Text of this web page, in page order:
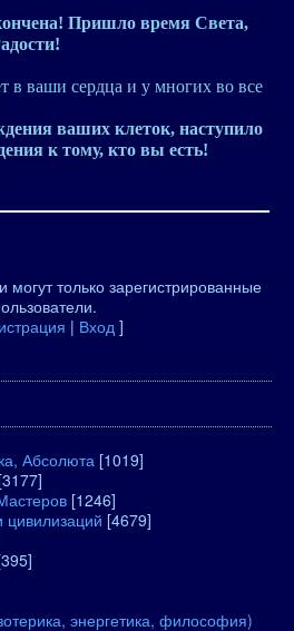
Пришло время Света,
в ваши сердца и у многих во все
ваших клеток, наступило
к тому, кто вы есть!
только зарегистрированные
| Вход ]
Абсолюта [1019]
[3177]
[1246]
цивилизаций [4679]
энергетика, философия)